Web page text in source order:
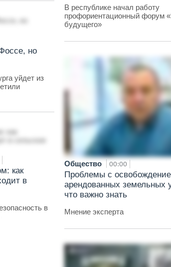
но
уйдет из
как
в
в
В республике начал работу
профориентационный форум
будущего»
Общество 00:00
Проблемы с
арендованных земельных
что важно знать
Мнение эксперта